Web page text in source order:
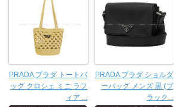
PRADA プラダ トートバ
ッグ クロシェ ミニ ラフ
ィア ...
PRADA プラダ ショルダ
ーバッグ メンズ 黒 (ブ
ラック...